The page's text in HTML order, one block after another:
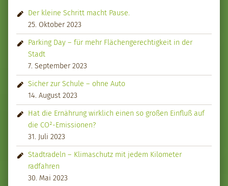
Der kleine Schritt macht Pause.
25. Oktober 2023
Parking Day – für mehr Flächengerechtigkeit in der
Stadt
7. September 2023
Sicher zur Schule – ohne Auto
14. August 2023
Hat die Ernährung wirklich einen so großen Einfluß auf
die CO²-Emissionen?
31. Juli 2023
Stadtradeln – Klimaschutz mit jedem Kilometer
radfahren
30. Mai 2023